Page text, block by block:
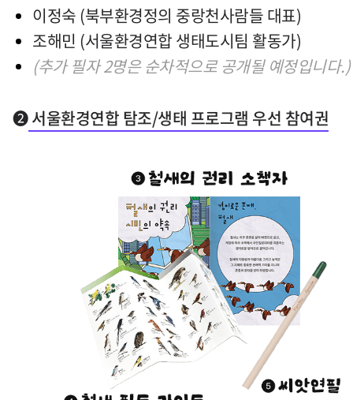
이정숙 (북부환경정의 중랑천사람들 대표)
조해민 (서울환경연합 생태도시팀 활동가)
(추가 필자 2명은 순차적으로 공개될 예정입니다.)
➋서울환경연합 탐조/생태 프로그램 우선 참여권